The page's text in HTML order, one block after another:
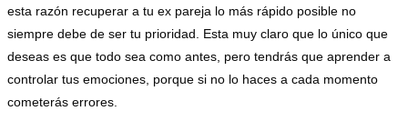
esta razón recuperar a tu ex pareja lo más rápido posible no
siempre debe de ser tu prioridad. Esta muy claro que lo único que
deseas es que todo sea como antes, pero tendrás que aprender a
controlar tus emociones, porque si no lo haces a cada momento
cometerás errores.